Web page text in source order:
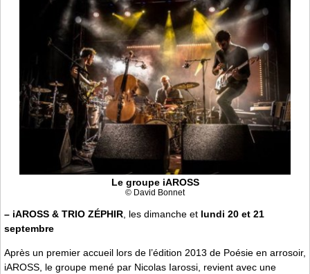
Le groupe iAROSS
© David Bonnet
– iAROSS & TRIO ZÉPHIR , les dimanche et lundi 20 et 21
septembre
Après un premier accueil lors de l’édition 2013 de Poésie en arrosoir,
iAROSS, le groupe mené par Nicolas Iarossi, revient avec une